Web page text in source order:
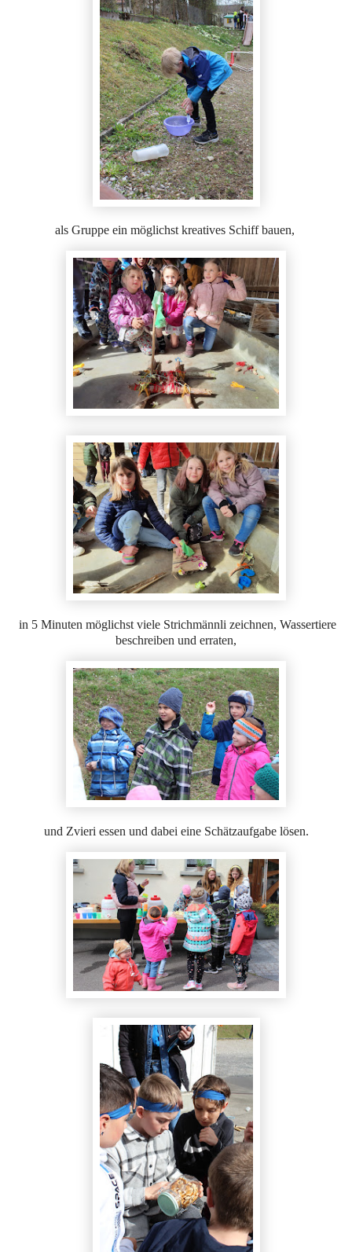
als Gruppe ein möglichst kreatives Schiff bauen,
in 5 Minuten möglichst viele Strichmännli zeichnen, Wassertiere
beschreiben und erraten,
und Zvieri essen und dabei eine Schätzaufgabe lösen.